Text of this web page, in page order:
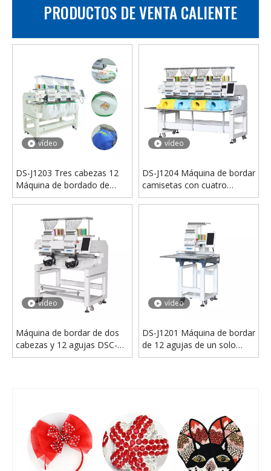
vídeo vídeo
DS-A201 Máquina de fijación en caliente de diamantes de imitación completamente automática de doble disco de cabezal único para uso industrial
vídeo vídeo
vídeo
Máquina de fijación en caliente ultrasónica cristalina de la máquina del diamante artificial de la tela completamente automática DS-S202 HT-D de piedra de cristal automática, máquina de cepillado y sacudida de papel de transferencia de diamantes de imitación modificada, máquina para hacer motivos de diamantes de imitación con fijación en caliente
PRODUCTOS DE VENTA CALIENTE
vídeo
DS-J1203 Tres cabezas 12
Máquina de bordado de
agujas
vídeo
DS-J1204 Máquina de bordar
camisetas con cuatro
cabezas y 12 agujas
vídeo
Máquina de bordar de dos
cabezas y 12 agujas DSC-
J1202
vídeo
DS-J1201 Máquina de bordar
de 12 agujas de un solo
cabezal a la venta